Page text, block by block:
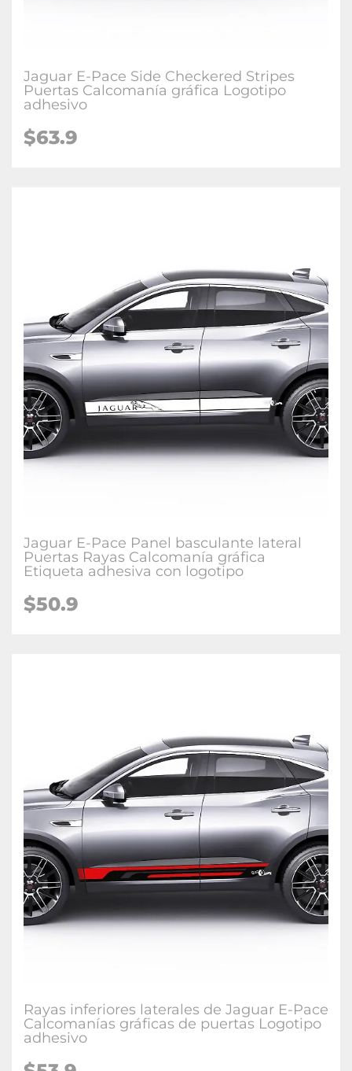
Jaguar E-Pace Side Checkered Stripes
Puertas Calcomanía gráfica Logotipo
adhesivo
$63.9
Jaguar E-Pace Panel basculante lateral
Puertas Rayas Calcomanía gráfica
Etiqueta adhesiva con logotipo
$50.9
Rayas inferiores laterales de Jaguar E-Pace
Calcomanías gráficas de puertas Logotipo
adhesivo